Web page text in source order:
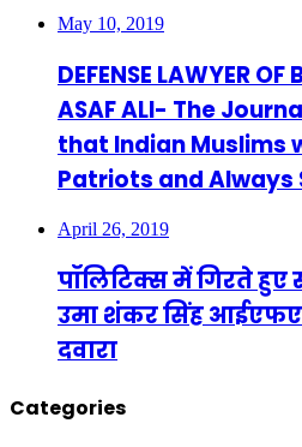
May 10, 2019
DEFENSE LAWYER
ASAF ALI- The
that Indian Muslims
Patriots and Always
April 26, 2019
पॉलिटिक्स में गिरते हुए
उमा शंकर सिंह
दवारा
Categories